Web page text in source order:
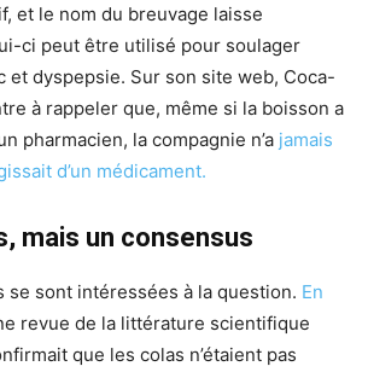
et le nom du breuvage laisse
ci peut être utilisé pour soulager
et dyspepsie. Sur son site web, Coca-
à rappeler que, même si la boisson a
pharmacien, la compagnie n’a jamais
d’un médicament.
mais un consensus
se sont intéressées à la question. En
revue de la littérature scientifique
que les colas n’étaient pas